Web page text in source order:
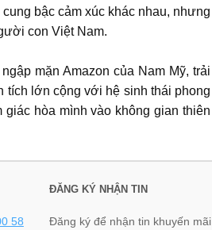
bậc cảm xúc khác nhau, nhưng
con Việt Nam.
mặn Amazon của Nam Mỹ, trải
tích lớn cộng với hệ sinh thái phong
hòa mình vào không gian thiên
58
ĐĂNG KÝ NHẬN TIN
Đăng ký để nhận tin khuyến mãi